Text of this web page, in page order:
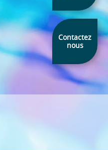
Contactez
nous